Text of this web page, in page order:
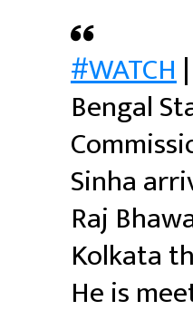
#WATCH|
Bengal
Sinha
Raj
Kolkata
He is